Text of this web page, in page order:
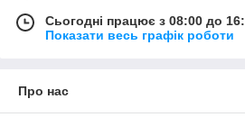
Сьогодні працює з 08:00 до
Показати весь графік роботи
Про нас